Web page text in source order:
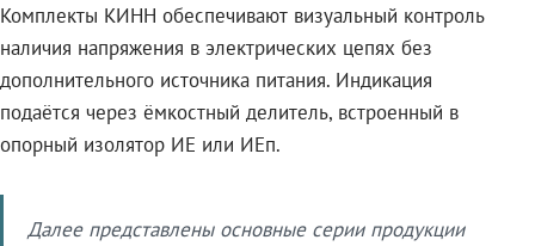
Комплекты КИНН обеспечивают визуальный контроль
наличия напряжения в электрических цепях без
дополнительного источника питания. Индикация
подаётся через ёмкостный делитель, встроенный в
опорный изолятор ИЕ или ИЕп.
Далее представлены основные серии продукции